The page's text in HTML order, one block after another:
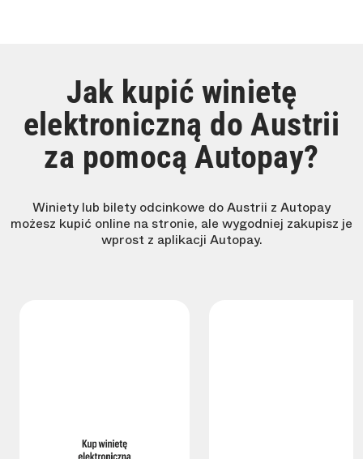
Jak kupić winietę
elektroniczną do Austrii
za pomocą Autopay?
Winiety lub bilety odcinkowe do Austrii z Autopay
możesz kupić online na stronie, ale wygodniej zakupisz je
wprost z aplikacji Autopay.